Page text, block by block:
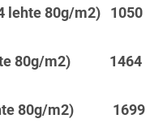
80g/m2) 1050
80g/m2) 1464
80g/m2) 1699